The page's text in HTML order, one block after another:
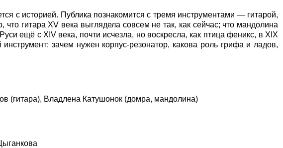
с историей. Публика познакомится с тремя инструментами — гитарой,
гитара XV века выглядела совсем не так, как сейчас; что мандолина
ещё с XIV века, почти исчезла, но воскресла, как птица феникс, в XIX
зачем нужен корпус‑резонатор, какова роль грифа и ладов,
(гитара), Владлена Катушонок (домра, мандолина)